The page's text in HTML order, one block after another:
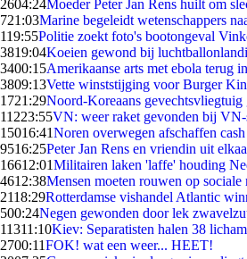
2604:24Moeder Peter Jan Rens huilt om
721:03Marine begeleidt wetenschappers
119:55Politie zoekt foto's bootongeval
3819:04Koeien gewond bij
3400:15Amerikaanse arts met ebola terug
3809:13Vette winststijging voor Burger
1721:29Noord-Koreaans gevechtsvliegtuig
11223:55VN: weer raket gevonden bij VN-
15016:41Noren overwegen afschaffen cash
9516:25Peter Jan Rens en vriendin uit
16612:01Militairen laken 'laffe' houding
4612:38Mensen moeten rouwen op
2118:29Rotterdamse vishandel Atlantic
500:24Negen gewonden door lek
11311:10Kiev: Separatisten halen 38
2700:11FOK! wat een weer... HEET!